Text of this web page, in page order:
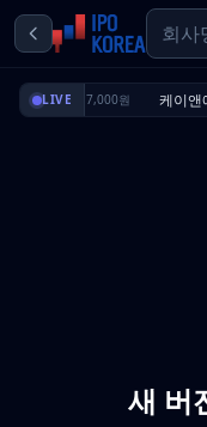
LIVE
셔스상장대기 7,000원 케이앤
새 버